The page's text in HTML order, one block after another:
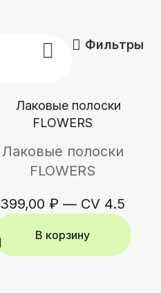
Фильтры
Лаковые полоски
FLOWERS
399,00₽ — CV 4.5
В корзину